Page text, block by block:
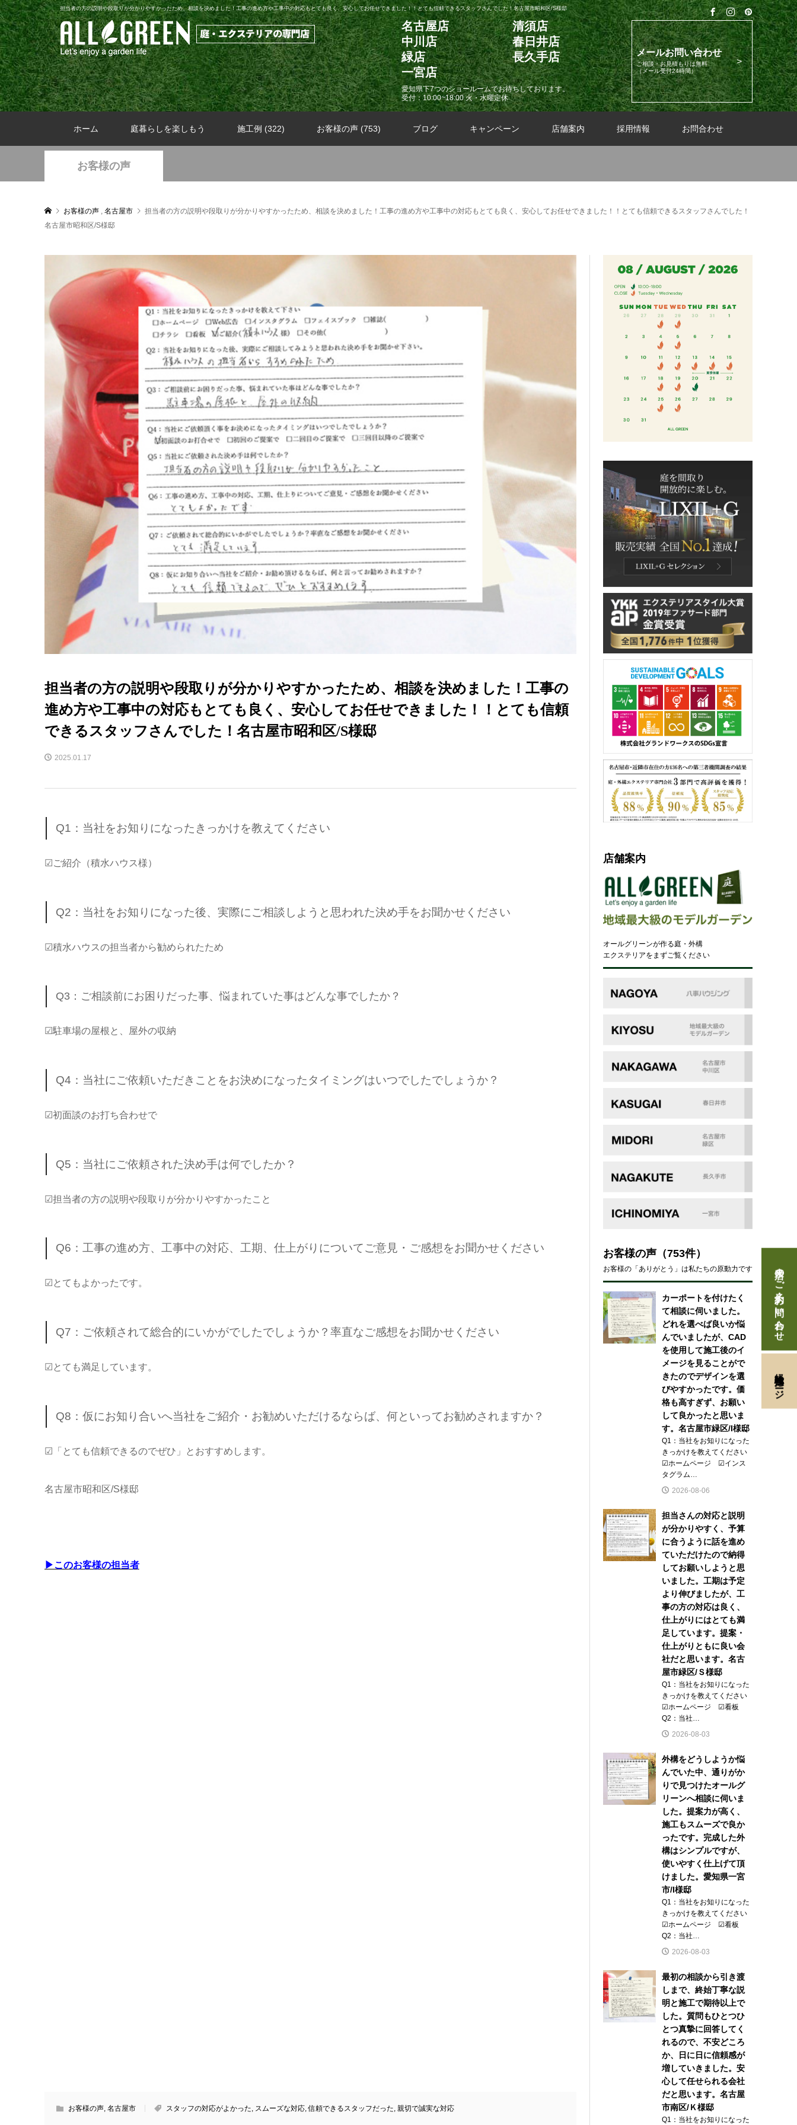
担当者の方の説明や段取りが分かりやすかったため、相談を決めました！工事の進め方や工事中の対応もとても良く、安心してお任せできました！！とても信頼できるスタッフさんでした！名古屋市昭和区/S様邸
名古屋店
清須店
中川店
春日井店
緑店
長久手店
一宮店
愛知県下7つのショールームでお待ちしております。
受付：10:00~18:00 火・水曜定休
メールお問い合わせ
ご相談・お見積もりは無料
（メール受付24時間）
ホーム 庭暮らしを楽しもう 施工例 (322) お客様の声 (753) ブログ キャンペーン 店舗案内 採用情報 お問合わせ
お客様の声
お客様の声 , 名古屋市
担当者の方の説明や段取りが分かりやすかったため、相談を決めました！工事の進め方や工事中の対応もとても良く、安心してお任せできました！！とても信頼できるスタッフさんでした！
名古屋市昭和区/S様邸
担当者の方の説明や段取りが分かりやすかったため、相談を決めました！工事の
進め方や工事中の対応もとても良く、安心してお任せできました！！とても信頼
できるスタッフさんでした！名古屋市昭和区/S様邸
2025.01.17
Q1：当社をお知りになったきっかけを教えてください
☑ご紹介（積水ハウス様）
Q2：当社をお知りになった後、実際にご相談しようと思われた決め手をお聞かせください
☑積水ハウスの担当者から勧められたため
Q3：ご相談前にお困りだった事、悩まれていた事はどんな事でしたか？
☑駐車場の屋根と、屋外の収納
Q4：当社にご依頼いただきことをお決めになったタイミングはいつでしたでしょうか？
☑初面談のお打ち合わせで
Q5：当社にご依頼された決め手は何でしたか？
☑担当者の方の説明や段取りが分かりやすかったこと
Q6：工事の進め方、工事中の対応、工期、仕上がりについてご意見・ご感想をお聞かせください
☑とてもよかったです。
Q7：ご依頼されて総合的にいかがでしたでしょうか？率直なご感想をお聞かせください
☑とても満足しています。
Q8：仮にお知り合いへ当社をご紹介・お勧めいただけるならば、何といってお勧めされますか？
☑「とても信頼できるのでぜひ」とおすすめします。
名古屋市昭和区/S様邸
▶このお客様の担当者
お客様の声, 名古屋市 スタッフの対応がよかった スムーズな対応,信頼できるスタッフだった 親切で誠実な対応
店舗案内
オールグリーンが作る庭・外構
エクステリアをまずご覧ください
お客様の声 （753件）
お客様の「ありがとう」は私たちの原動力です
カーポートを付けたく
て相談に伺いました。
どれを選べば良いか悩
んでいましたが、CAD
を使用して施工後のイ
メージを見ることがで
きたのでデザインを選
びやすかったです。価
格も高すぎず、お願い
して良かったと思いま
す。名古屋市緑区/I様邸
Q1：当社をお知りになった
きっかけを教えてください
☑ホームページ ☑インス
タグラム…
2026-08-06
担当さんの対応と説明
が分かりやすく、予算
に合うように話を進め
ていただけたので納得
してお願いしようと思
いました。工期は予定
より伸びましたが、工
事の方の対応は良く、
仕上がりにはとても満
足しています。提案・
仕上がりともに良い会
社だと思います。名古
屋市緑区/Ｓ様邸
Q1：当社をお知りになった
きっかけを教えてください
☑ホームページ ☑看板
Q2：当社…
2026-08-03
外構をどうしようか悩
んでいた中、通りがか
りで見つけたオールグ
リーンへ相談に伺いま
した。提案力が高く、
施工もスムーズで良か
ったです。完成した外
構はシンプルですが、
使いやすく仕上げて頂
けました。愛知県一宮
市/I様邸
Q1：当社をお知りになった
きっかけを教えてください
☑ホームページ ☑看板
Q2：当社…
2026-08-03
最初の相談から引き渡
しまで、終始丁寧な説
明と施工で期待以上で
した。質問もひとつひ
とつ真摯に回答してく
れるので、不安どころ
か、日に日に信頼感が
増していきました。安
心して任せられる会社
だと思います。名古屋
市南区/Ｋ様邸
Q1：当社をお知りになった
来店のご予約・お問い合わせ
経験者採用ページ